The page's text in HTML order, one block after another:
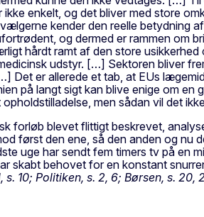
enkelt, og det bliver med store
kender den reelle betydning
og dermed er rammen om
hårdt ramt af den store
udstyr. […] Sektoren bliver
Det er allerede et tab, at EUs
på langt sigt kan blive enige om en
men sådan vil det
forløb blevet flittigt beskrevet,
først den ene, så den anden og nu
uge har sendt fem timers tv på en
skabt behovet for en konstant
10; Politiken, s. 2, 6; Børsen, s. 20,